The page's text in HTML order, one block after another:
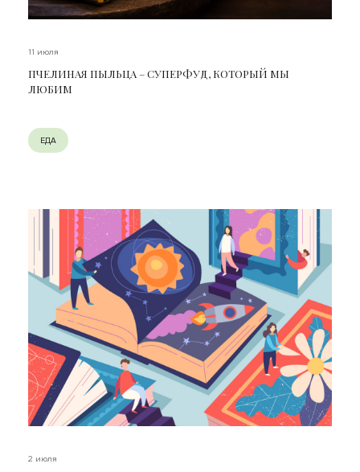
11 июля
ПЧЕЛИНАЯ ПЫЛЬЦА – СУПЕРФУД, КОТОРЫЙ МЫ
ЛЮБИМ
ЕДА
2 июля